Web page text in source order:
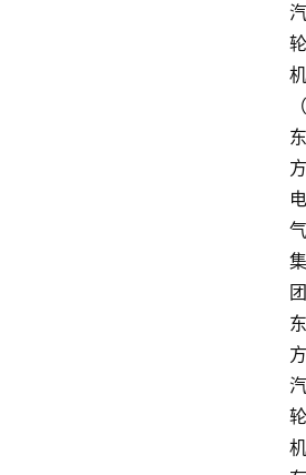
汽
轮
机
（
东
方
电
气
集
团
东
方
汽
轮
机